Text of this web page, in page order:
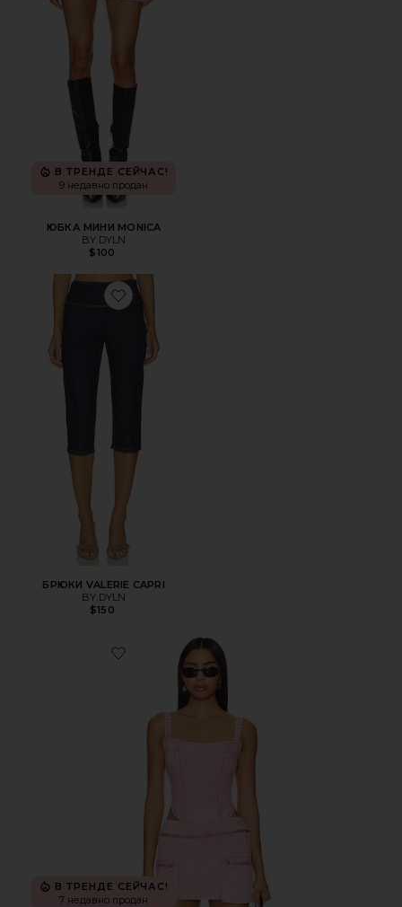
В ТРЕНДЕ СЕЙЧАС!
9 недавно продан
ЮБКА МИНИ MONICA
BY.DYLN
$100
Favorite БРЮКИ VALERIE CAPRI
БРЮКИ VALERIE CAPRI
BY.DYLN
$150
Favorite КОРСЕТНЫЙ ВЕРХ MONICA
В ТРЕНДЕ СЕЙЧАС!
7 недавно продан